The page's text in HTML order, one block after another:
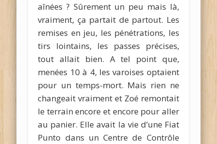
aînées ? Sûrement un peu mais là,
vraiment, ça partait de partout. Les
remises en jeu, les pénétrations, les
tirs lointains, les passes précises,
tout allait bien. A tel point que,
menées 10 à 4, les varoises optaient
pour un temps-mort. Mais rien ne
changeait vraiment et Zoé remontait
le terrain encore et encore pour aller
au panier. Elle avait la vie d’une Fiat
Punto dans un Centre de Contrôle